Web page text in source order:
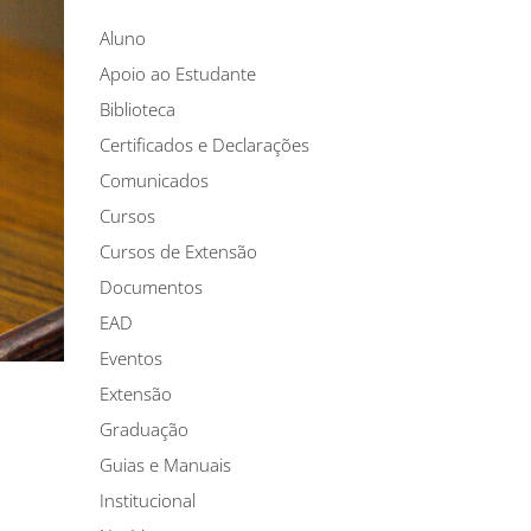
Aluno
Apoio ao Estudante
Biblioteca
Certificados e Declarações
Comunicados
Cursos
Cursos de Extensão
Documentos
EAD
Eventos
Extensão
Graduação
Guias e Manuais
Institucional